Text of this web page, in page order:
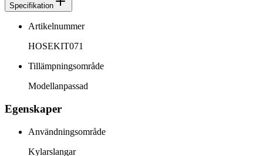
Specifikation
Artikelnummer
HOSEKIT071
Tillämpningsområde
Modellanpassad
Egenskaper
Användningsområde
Kylarslangar